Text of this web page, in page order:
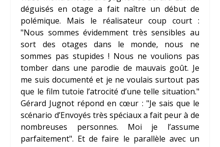
déguisés en otage a fait naître un début de
polémique. Mais le réalisateur coup court :
"Nous sommes évidemment très sensibles au
sort des otages dans le monde, nous ne
sommes pas stupides ! Nous ne voulions pas
tomber dans une parodie de mauvais goût. Je
me suis documenté et je ne voulais surtout pas
que le film tutoie l’atrocité d’une telle situation."
Gérard Jugnot répond en cœur : "Je sais que le
scénario d’Envoyés très spéciaux a fait peur à de
nombreuses personnes. Moi je l’assume
parfaitement". Et de faire le parallèle avec un